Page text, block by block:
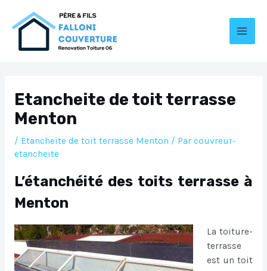
Etancheite de toit terrasse
Menton
/ Etancheite de toit terrasse Menton / Par couvreur-
etancheite
L’étanchéité des toits terrasse à
Menton
La toiture-
terrasse
est un toit